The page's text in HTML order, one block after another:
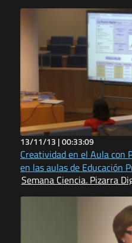
13/11/13 |00:33:09
Creatividad en el Aula con
en las aulas de Educación
Semana Ciencia. Pizarra